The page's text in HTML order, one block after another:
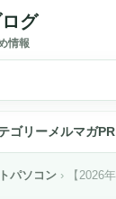
グ
情報
ゴリーメルマガ
パソコン 【2026年最新】動画編